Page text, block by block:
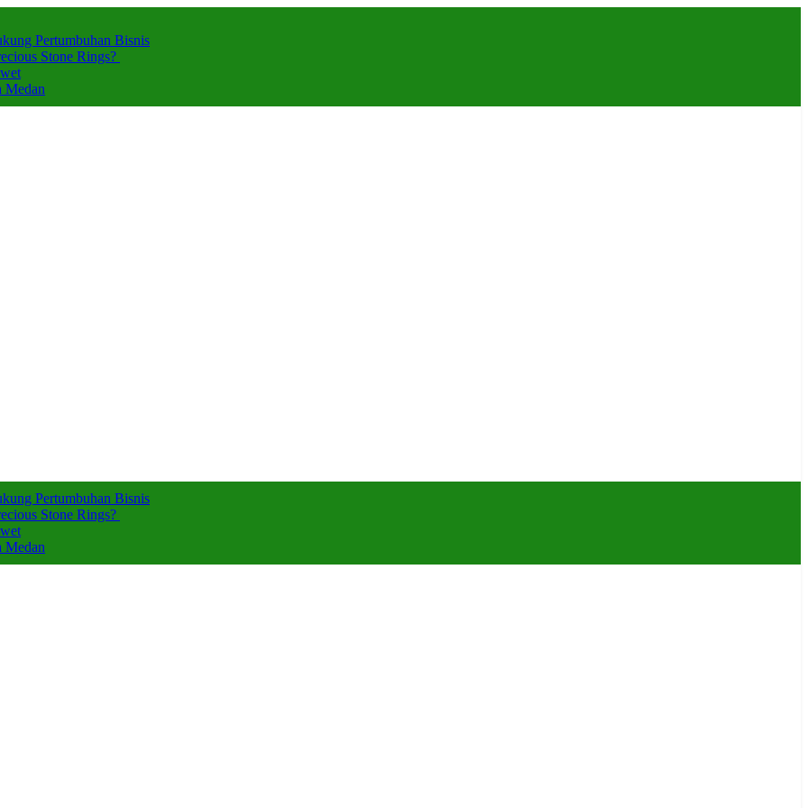
Pertumbuhan Bisnis
Stone Rings?
Medan
Pertumbuhan Bisnis
Stone Rings?
Medan